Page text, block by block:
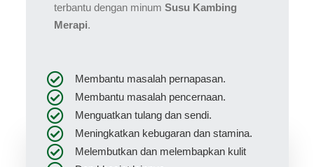
terbantu dengan minum Susu Kambing
Merapi.
Membantu masalah pernapasan.
Membantu masalah pencernaan.
Menguatkan tulang dan sendi.
Meningkatkan kebugaran dan stamina.
Melembutkan dan melembapkan kulit